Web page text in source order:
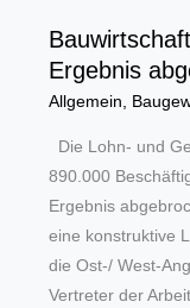
Ergebnis
Allgemein
Die Lohn- und
890.000
Ergebnis
eine konstruktive
die Ost-/ West-
Vertreter der